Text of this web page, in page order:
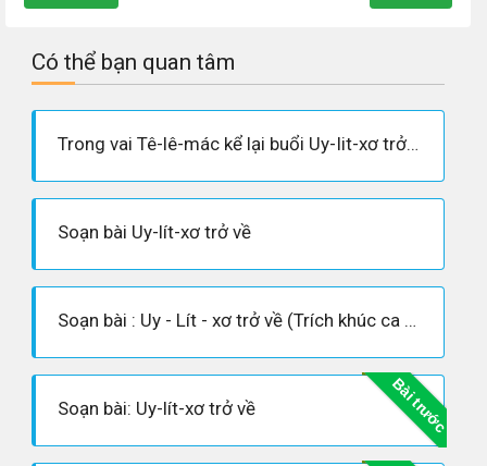
Có thể bạn quan tâm
Trong vai Tê-lê-mác kể lại buổi Uy-Iit-xơ trở về
Soạn bài Uy-lít-xơ trở về
Soạn bài : Uy - Lít - xơ trở về (Trích khúc ca XXIII - Ô-đi-xê)
Bài trước
Soạn bài: Uy-lít-xơ trở về